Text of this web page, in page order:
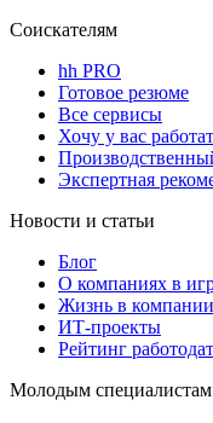
Соискателям
hh PRO
Готовое резюме
Все сервисы
Хочу у вас
Экспертная
Новости и статьи
Блог
О компаниях в
Жизнь в компании
ИТ-проекты
Рейтинг
Молодым специалистам